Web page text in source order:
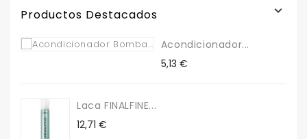
Productos Destacados

Acondicionador...
Precio
5,13 €
Laca FINALFINE...
Precio
12,71 €